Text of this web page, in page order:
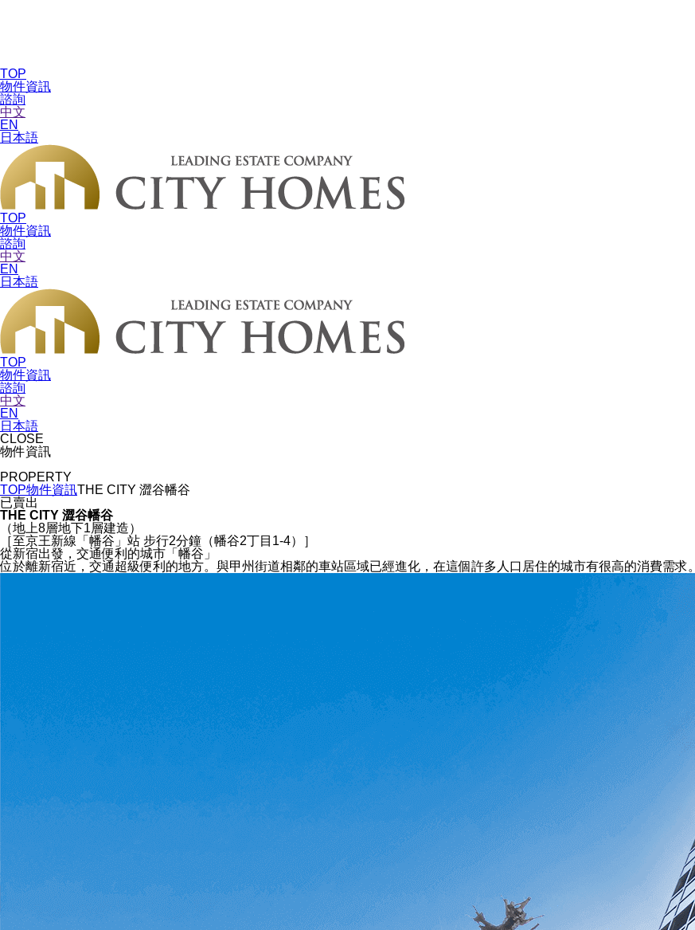
TOP
物件資訊
諮詢
中文
EN
日本語
TOP
物件資訊
諮詢
中文
EN
日本語
TOP
物件資訊
諮詢
中文
EN
日本語
CLOSE
物件資訊
PROPERTY
TOP物件資訊THE CITY 澀谷幡谷
已賣出
THE CITY 澀谷幡谷
（地上8層地下1層建造）
［至京王新線「幡谷」站 步行2分鐘（幡谷2丁目1-4）］
從新宿出發，交通便利的城市「幡谷」
位於離新宿近，交通超級便利的地方。與甲州街道相鄰的車站區域已經進化，在這個許多人口居住的城市有很高的消費需求。